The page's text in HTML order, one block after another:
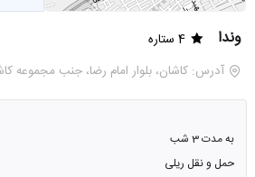
وندا
4 ستاره
آدرس: کاشان، بلوار امام رضا، جنب مجموعه
به مدت 3 شب
حمل و نقل ریلی